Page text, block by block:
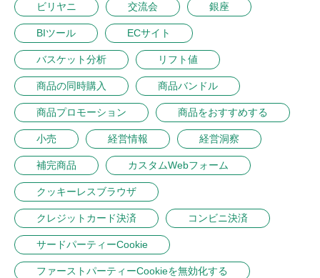
ビリヤニ 交流会 銀座
BIツール ECサイト
バスケット分析 リフト値
商品の同時購入 商品バンドル
商品プロモーション 商品をおすすめする
小売 経営情報 経営洞察
補完商品 カスタムWebフォーム
クッキーレスブラウザ
クレジットカード決済 コンビニ決済
サードパーティーCookie
ファーストパーティーCookieを無効化する